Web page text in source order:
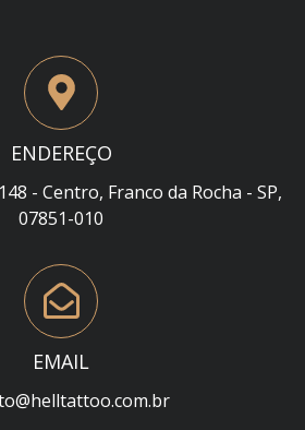
ENDEREÇO
- Centro, Franco da Rocha - SP,
07851-010
EMAIL